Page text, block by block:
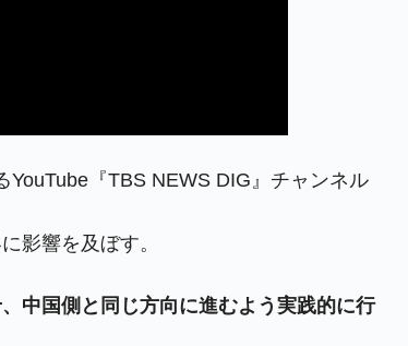
ん殴る法案」提出！⇒ クーパン問題は合衆国企業に対
「史上最高益」当期純利益は前年同期比13.4倍に。
⇒ 10.7兆では損が出るからできない。
『TBS NEWS DIG』チャンネル
影響を及ぼす。
中国側と同じ方向に進むよう実践的に行